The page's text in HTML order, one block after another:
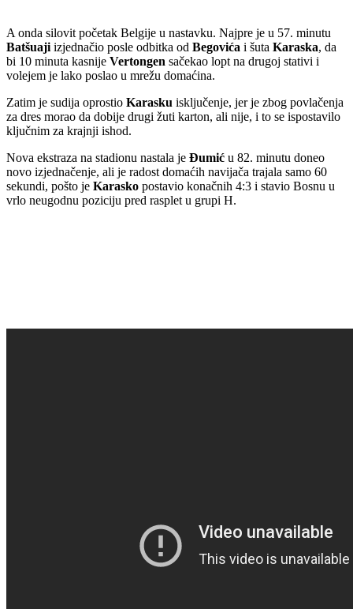
A onda silovit početak Belgije u nastavku. Najpre je u 57. minutu
Batšuaji izjednačio posle odbitka od Begovića i šuta Karaska, da
bi 10 minuta kasnije Vertongen sačekao lopt na drugoj stativi i
volejem je lako poslao u mrežu domaćina.
Zatim je sudija oprostio Karasku isključenje, jer je zbog povlačenja
za dres morao da dobije drugi žuti karton, ali nije, i to se ispostavilo
ključnim za krajnji ishod.
Nova ekstraza na stadionu nastala je Đumić u 82. minutu doneo
novo izjednačenje, ali je radost domaćih navijača trajala samo 60
sekundi, pošto je Karasko postavio konačnih 4:3 i stavio Bosnu u
vrlo neugodnu poziciju pred rasplet u grupi H.